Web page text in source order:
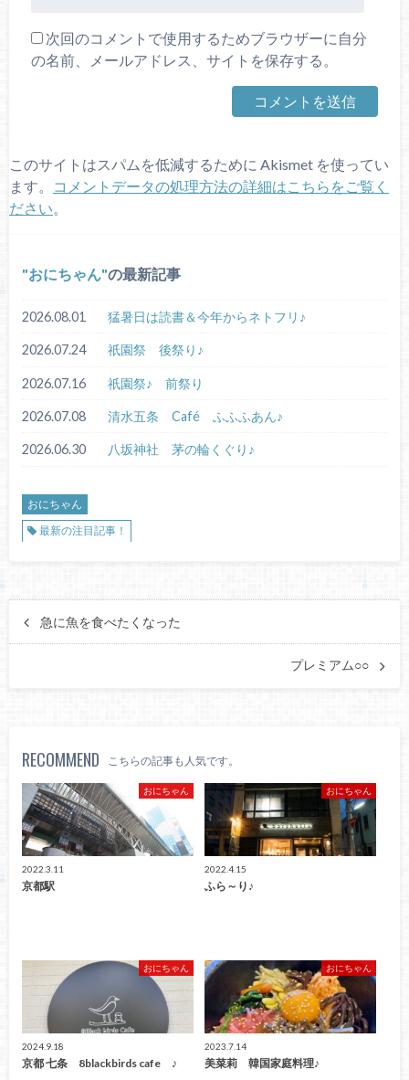
次回のコメントで使用するためブラウザーに自分
の名前、メールアドレス、サイトを保存する。
このサイトはスパムを低減するために Akismet を使ってい
ます。
コメントデータの処理方法の詳細はこちらをご覧く
ださい。
おにちゃん の最新記事
2026.08.01 猛暑日は読書＆今年からネトフリ♪
2026.07.24 祇園祭 後祭り♪
2026.07.16 祇園祭♪ 前祭り
2026.07.08 清水五条 Café ふふふあん♪
2026.06.30 八坂神社 茅の輪くぐり♪
おにちゃん
最新の注目記事！
急に魚を食べたくなった
プレミアム○○
RECOMMEND こちらの記事も人気です。
おにちゃん
2022.3.11
京都駅
おにちゃん
2022.4.15
ふら～り♪
おにちゃん
2024.9.18
京都 七条 8blackbirds cafe ♪
おにちゃん
2023.7.14
美菜莉 韓国家庭料理♪